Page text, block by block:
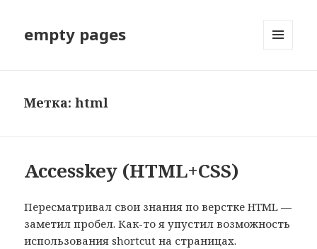
empty pages
Метка: html
Accesskey (HTML+CSS)
Пересматривал свои знания по верстке HTML —
заметил пробел. Как-то я упустил возможность
использования shortcut на страницах.